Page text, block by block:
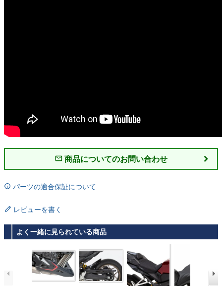
商品についてのお問い合わせ
パーツの適合保証について
レビューを書く
よく一緒に見られている商品